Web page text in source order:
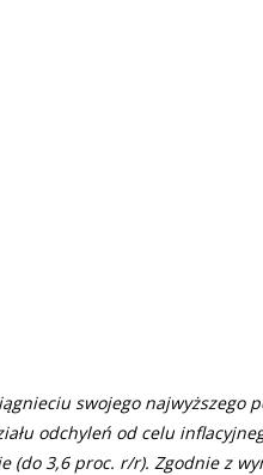
swojego najwyższego
odchyleń od celu
(do 3,6 proc. r/r). Zgodnie z